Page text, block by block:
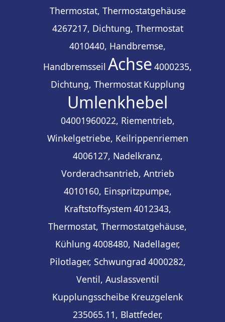
Thermostat, Thermostatgehäuse
4267217, Dichtung, Thermostat
4010440, Handbremse,
Handbremsseil Achse 4000235,
Dichtung, Thermostat Kupplung
Umlenkhebel
04001960022, Riementrieb,
Winkelgetriebe, Keilrippenriemen
4006127, Nadelkranz,
Vorderachsantrieb, Antrieb
4010160, Einspritzpumpe,
Kraftstoffsystem 4012343,
Thermostat, Thermostatgehäuse,
Kühlung 4008480, Nadellager,
Pilotlager, Schwungrad 4000282,
Ventil, Auslassventil
Kupplungsscheibe Kreuzgelenk
235065.11, Blattfeder,